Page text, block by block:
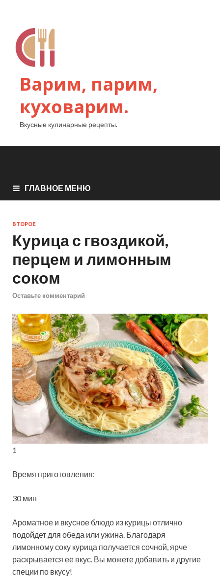
Варим, парим,
куховарим.
Вкусные кулинарные рецепты.
ГЛАВНОЕ МЕНЮ
ВТОРОЕ
Курица с гвоздикой,
перцем и лимонным
соком
Оставьте комментарий
1
Время приготовления:
30 мин
Ароматное и вкусное блюдо из курицы отлично
подойдет для обеда или ужина. Благодаря
лимонному соку курица получается сочной, ярче
раскрывается ее вкус. Вы можете добавить и другие
специи по вкусу!